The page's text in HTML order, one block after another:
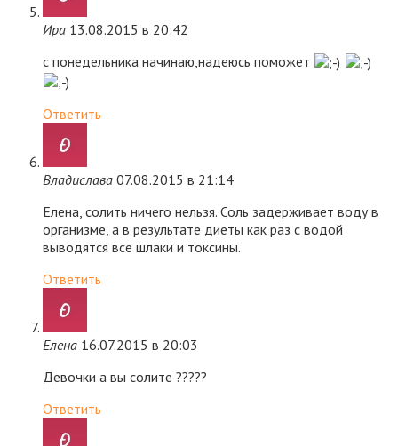
Ира 13.08.2015 в 20:42
с понедельника начинаю,надеюсь поможет
Ответить
Владислава 07.08.2015 в 21:14
Елена, солить ничего нельзя. Соль задерживает воду в
организме, а в результате диеты как раз с водой
выводятся все шлаки и токсины.
Ответить
Елена 16.07.2015 в 20:03
Девочки а вы солите ?????
Ответить